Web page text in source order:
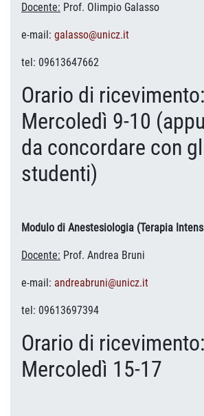
Docente: Prof. Olimpio Galasso
e-mail: galasso@unicz.it
tel: 09613647662
Orario di ricevimento:
Mercoledì 9-10
da concordare con
studenti)
Modulo di Anestesiologia (Terapia
Docente: Prof. Andrea Bruni
e-mail: andreabruni@unicz.it
tel: 09613697394
Orario di ricevimento:
Mercoledì 15-17